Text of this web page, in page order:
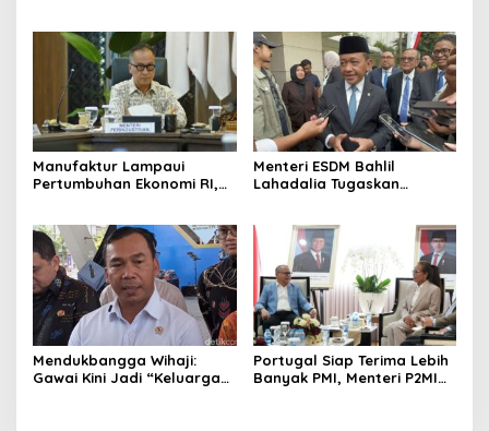
Manufaktur Lampaui
Pertumbuhan Ekonomi RI,
Industrialisasi
Menteri ESDM Bahlil
Lahadalia Tugaskan
Pengawasan Kualitas BBM
Mendukbangga Wihaji:
Gawai Kini Jadi “Keluarga
Portugal Siap Terima Lebih
Banyak PMI, Menteri P2MI